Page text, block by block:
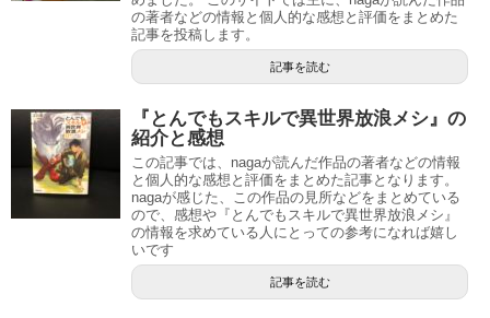
の著者などの情報と個人的な感想と評価をまとめた
記事を投稿します。
記事を読む
『とんでもスキルで異世界放浪メシ』の
紹介と感想
この記事では、nagaが読んだ作品の著者などの情報
と個人的な感想と評価をまとめた記事となります。
nagaが感じた、この作品の見所などをまとめている
ので、感想や『とんでもスキルで異世界放浪メシ』
の情報を求めている人にとっての参考になれば嬉し
いです
記事を読む